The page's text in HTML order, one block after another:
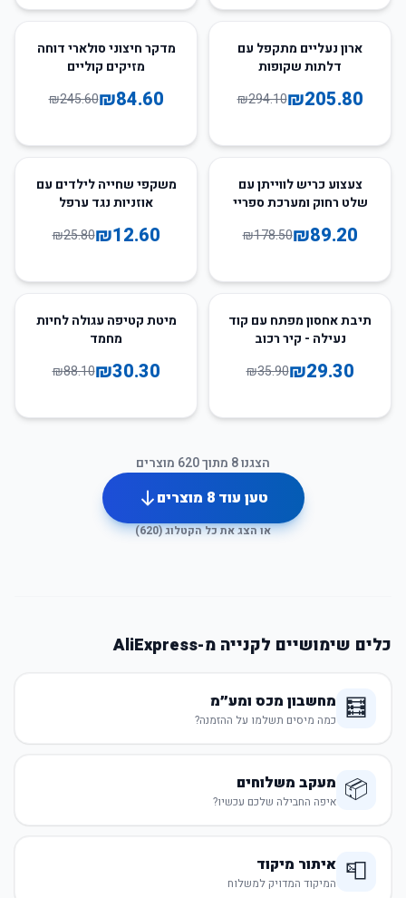
30
ארון נעליים מתקפל עם
דלתות שקופות
₪205.80
₪294.10
66%מדקר חיצוני סולארי דוחה
מזיקים קוליים
₪84.60
₪245.60
50
צעצוע כריש לווייתן עם
שלט רחוק ומערכת ספריי
₪89.20
₪178.50
51%משקפי שחייה לילדים עם
אוזניות נגד ערפל
₪12.60
₪25.80
18%תיבת אחסון מפתח עם קוד
נעילה - קיר רכוב
₪29.30
₪35.90
66%מיטת קטיפה עגולה לחיות
מחמד
₪30.30
₪88.10
הצגנו8 מתוך620 מוצרים
טען עוד8 מוצרים
או הצג את כל הקטלוג (620
)
כלים שימושיים לקנייה מ-AliExpress
🧮 מחשבון מכס ומע״מ
כמה מיסים תשלמו על ההזמנה?
📦 מעקב משלוחים
איפה החבילה שלכם עכשיו?
📮 איתור מיקוד
המיקוד המדויק למשלוח